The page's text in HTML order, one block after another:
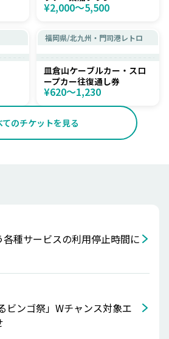
¥2,000〜5,500
福岡県/北九州・門司港レトロ
皿倉山ケーブルカー・スロ
ープカー往復通し券
¥620〜1,230
てのチケットを見る
種サービスの利用停止時間に
ビンゴ祭」Wチャンス対象エ